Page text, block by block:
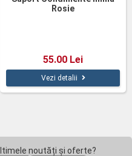
Rosie
55.00 Lei
Vezi detalii
noutăți și oferte?